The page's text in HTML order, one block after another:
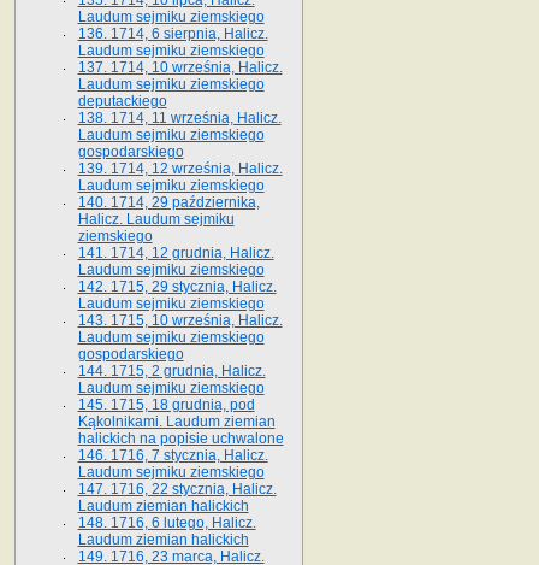
Laudum sejmiku ziemskiego
136. 1714, 6 sierpnia, Halicz.
Laudum sejmiku ziemskiego
137. 1714, 10 września, Halicz.
Laudum sejmiku ziemskiego
deputackiego
138. 1714, 11 września, Halicz.
Laudum sejmiku ziemskiego
gospodarskiego
139. 1714, 12 września, Halicz.
Laudum sejmiku ziemskiego
140. 1714, 29 października,
Halicz. Laudum sejmiku
ziemskiego
141. 1714, 12 grudnia, Halicz.
Laudum sejmiku ziemskiego
142. 1715, 29 stycznia, Halicz.
Laudum sejmiku ziemskiego
143. 1715, 10 września, Halicz.
Laudum sejmiku ziemskiego
gospodarskiego
144. 1715, 2 grudnia, Halicz.
Laudum sejmiku ziemskiego
145. 1715, 18 grudnia, pod
Kąkolnikami. Laudum ziemian
halickich na popisie uchwalone
146. 1716, 7 stycznia, Halicz.
Laudum sejmiku ziemskiego
147. 1716, 22 stycznia, Halicz.
Laudum ziemian halickich
148. 1716, 6 lutego, Halicz.
Laudum ziemian halickich
149. 1716, 23 marca, Halicz.